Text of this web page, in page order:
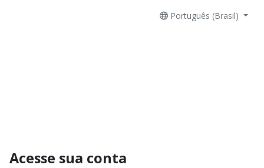
Português (Brasil)
Acesse sua conta